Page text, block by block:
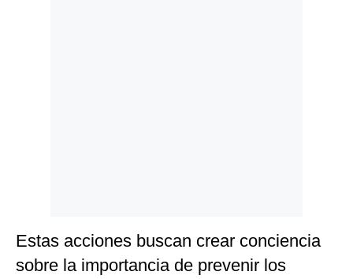
Estas acciones buscan crear conciencia
sobre la importancia de prevenir los